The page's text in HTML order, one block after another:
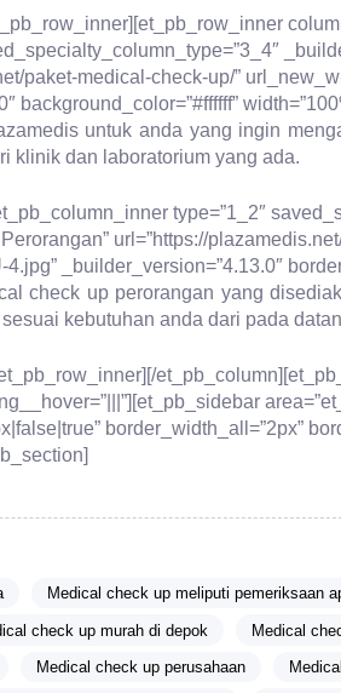
paket-medical-check-up/”
background_color=”#ffffff”
untuk anda yang ingin
klinik dan laboratorium yang ada.
type=”1_2″
url=”https://
_builder_version=”4.13.0″
check up perorangan yang
kebutuhan anda dari pada
border_width_all=”2px”
Medical check up meliputi pemeriksaan
check up murah di depok Medical
Medical check up perusahaan